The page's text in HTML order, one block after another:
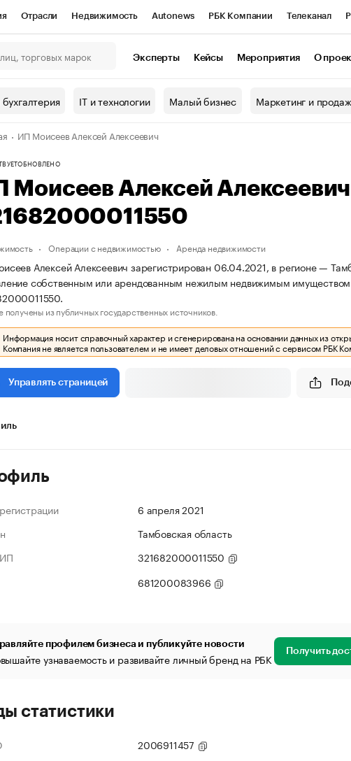
Отрасли Недвижимость Autonews РБК Компании Телеканал
Проверка контрагентов
валюты
Эксперты Кейсы Мероприятия О
IT и технологии Малый бизнес Маркетинг и
ИП Моисеев Алексей Алексеевич
ОБНОВЛЕНО
Моисеев Алексей
Операции с недвижимостью Аренда недвижимости
Алексей Алексеевич зарегистрирован 06.04.2021, в регионе —
собственным или арендованным нежилым недвижимым
получены из публичных государственных источников.
Информация носит справочный характер и сгенерирована на основании данных из
Компания не является пользователем и не имеет деловых отношений с сервисом РБК
Управлять страницей
6 апреля 2021
Тамбовская область
321682000011550
681200083966
профилем бизнеса и публикуйте новости
узнаваемость и развивайте личный бренд на РБК Получить
статистики
2006911457